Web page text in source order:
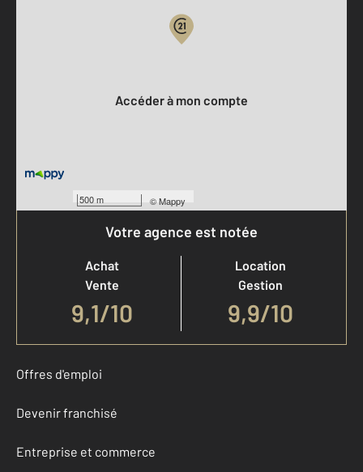
500 m ©Mappy
Accéder à mon compte
Votre agence est notée
Achat
Vente
9,1/10
Location
Gestion
9,9/10
Offres d'emploi
Devenir franchisé
Entreprise et commerce